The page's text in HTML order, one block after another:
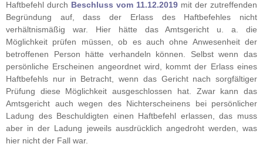
Haftbefehl durch Beschluss vom 11.12.2019 mit der zutreffenden
Begründung auf, dass der Erlass des Haftbefehles nicht
verhältnismäßig war. Hier hätte das Amtsgericht u. a. die
Möglichkeit prüfen müssen, ob es auch ohne Anwesenheit der
betroffenen Person hätte verhandeln können. Selbst wenn das
persönliche Erscheinen angeordnet wird, kommt der Erlass eines
Haftbefehls nur in Betracht, wenn das Gericht nach sorgfältiger
Prüfung diese Möglichkeit ausgeschlossen hat. Zwar kann das
Amtsgericht auch wegen des Nichterscheinens bei persönlicher
Ladung des Beschuldigten einen Haftbefehl erlassen, das muss
aber in der Ladung jeweils ausdrücklich angedroht werden, was
hier nicht der Fall war.